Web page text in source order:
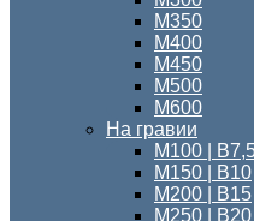
М350
М400
М450
М500
М600
На гравии
М100 |
М150 | В10
М200 | B15
М250 | B20